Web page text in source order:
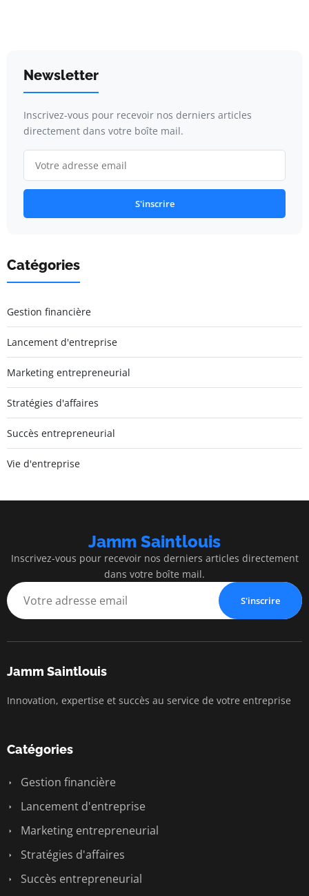
Newsletter
Inscrivez-vous pour recevoir nos derniers articles
directement dans votre boîte mail.
S'inscrire
Catégories
Gestion financière
Lancement d'entreprise
Marketing entrepreneurial
Stratégies d'affaires
Succès entrepreneurial
Vie d'entreprise
Jamm Saintlouis
Inscrivez-vous pour recevoir nos derniers articles directement
dans votre boîte mail.
S'inscrire
Jamm Saintlouis
Innovation, expertise et succès au service de votre entreprise
Catégories
Gestion financière
Lancement d'entreprise
Marketing entrepreneurial
Stratégies d'affaires
Succès entrepreneurial